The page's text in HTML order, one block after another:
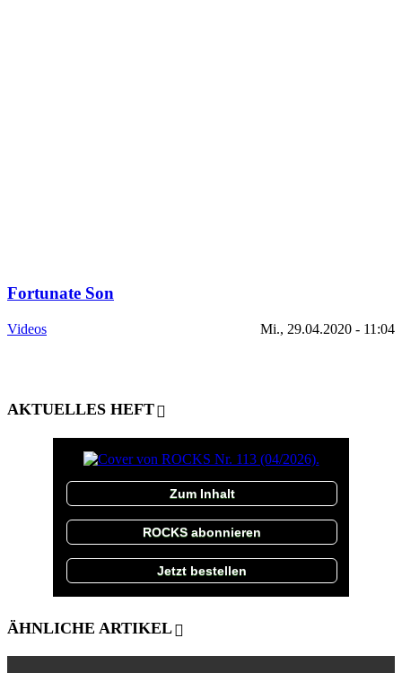
Fortunate Son
Videos Mi., 29.04.2020 - 11:04
AKTUELLES HEFT
Zum Inhalt
ROCKS abonnieren
Jetzt bestellen
ÄHNLICHE ARTIKEL